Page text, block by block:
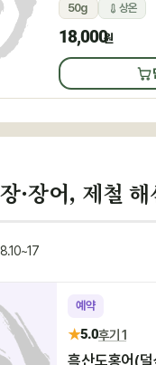
50g 상온
18,000원
·장어, 제철
8.10~17
예약
★5.0후기 1
흑산도홍어(